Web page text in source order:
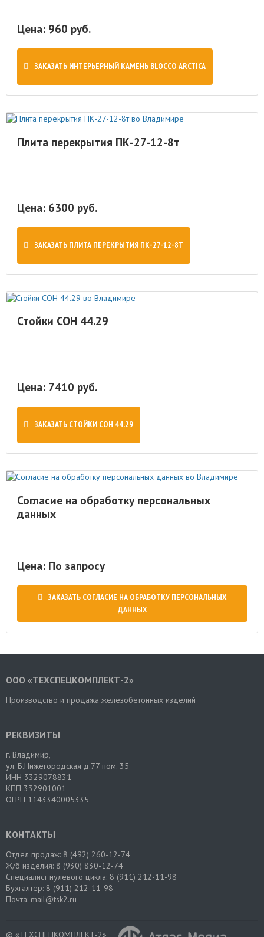
Цена: 960 руб.
ЗАКАЗАТЬ ИНТЕРЬЕРНЫЙ КАМЕНЬ BLOCCO ARCTICA
Плита перекрытия ПК-27-12-8т
Цена: 6300 руб.
ЗАКАЗАТЬ ПЛИТА ПЕРЕКРЫТИЯ ПК-27-12-8Т
Стойки СОН 44.29
Цена: 7410 руб.
ЗАКАЗАТЬ СТОЙКИ СОН 44.29
Согласие на обработку персональных
данных
Цена: По запросу
ЗАКАЗАТЬ СОГЛАСИЕ НА ОБРАБОТКУ ПЕРСОНАЛЬНЫХ
ДАННЫХ
ООО «ТЕХСПЕЦКОМПЛЕКТ-2»
Производство и продажа железобетонных изделий
РЕКВИЗИТЫ
г. Владимир,
ул. Б.Нижегородская д.77 пом. 35
ИНН 3329078831
КПП 332901001
ОГРН 1143340005335
КОНТАКТЫ
Отдел продаж: 8 (492) 260-12-74
Ж/б изделия: 8 (930) 830-12-74
Специалист нулевого цикла: 8 (911) 212-11-98
Бухгалтер: 8 (911) 212-11-98
Почта: mail@tsk2.ru
© «ТЕХСПЕЦКОМПЛЕКТ-2»